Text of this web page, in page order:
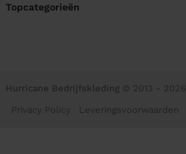
Topcategorieën
Hurricane Bedrijfskleding © 2013 - 2026
Privacy Policy Leveringsvoorwaarden